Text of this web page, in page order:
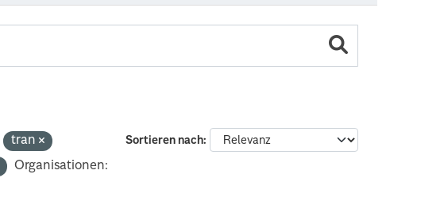
Sortieren nach
tran
Organisationen: